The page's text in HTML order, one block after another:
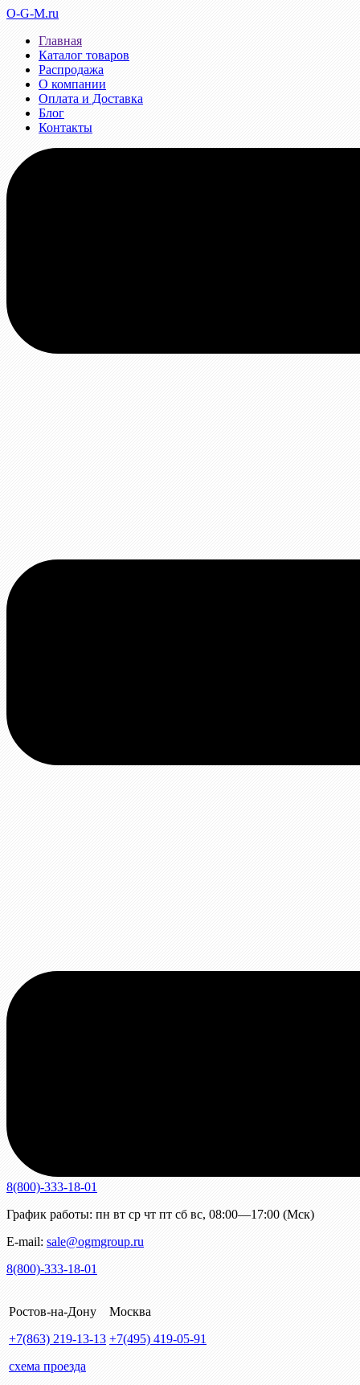
O-G-M.ru
Главная
Каталог товаров
Распродажа
О компании
Оплата и Доставка
Блог
Контакты
8(800)-333-18-01
График работы: пн вт ср чт пт сб вс, 08:00—17:00 (Мск)
E-mail: sale@ogmgroup.ru
8(800)-333-18-01
Ростов-на-Дону
+7(863) 219-13-13
схема проезда
Москва
+7(495) 419-05-91